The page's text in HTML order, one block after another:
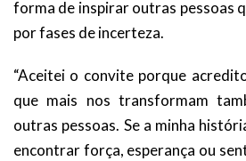
forma de inspirar outras pessoas
por fases de incerteza.
“Aceitei o convite porque
que mais nos transformam
outras pessoas. Se a minha
encontrar força, esperança ou